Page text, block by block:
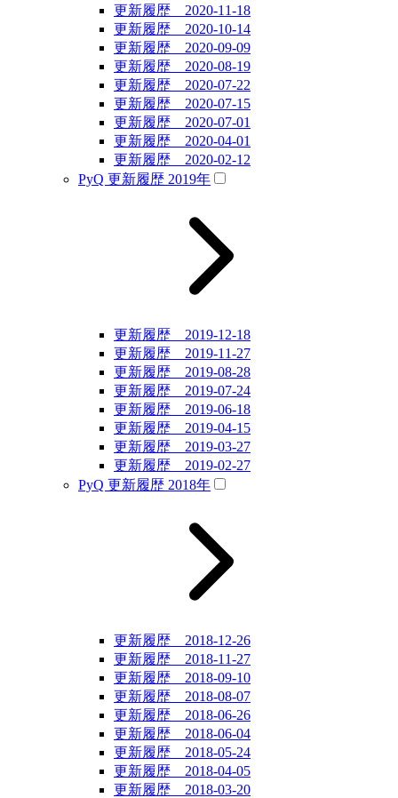
更新履歴 2020-11-18
更新履歴 2020-10-14
更新履歴 2020-09-09
更新履歴 2020-08-19
更新履歴 2020-07-22
更新履歴 2020-07-15
更新履歴 2020-07-01
更新履歴 2020-04-01
更新履歴 2020-02-12
PyQ 更新履歴 2019年
更新履歴 2019-12-18
更新履歴 2019-11-27
更新履歴 2019-08-28
更新履歴 2019-07-24
更新履歴 2019-06-18
更新履歴 2019-04-15
更新履歴 2019-03-27
更新履歴 2019-02-27
PyQ 更新履歴 2018年
更新履歴 2018-12-26
更新履歴 2018-11-27
更新履歴 2018-09-10
更新履歴 2018-08-07
更新履歴 2018-06-26
更新履歴 2018-06-04
更新履歴 2018-05-24
更新履歴 2018-04-05
更新履歴 2018-03-20